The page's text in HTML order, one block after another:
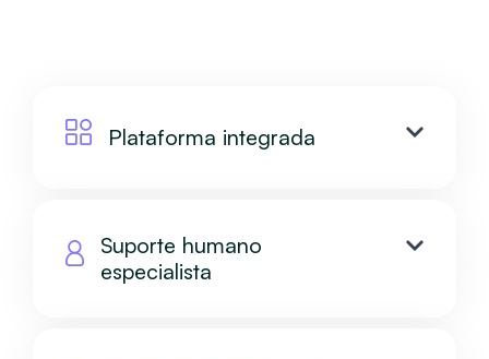
Plataforma integrada
Suporte humano
especialista